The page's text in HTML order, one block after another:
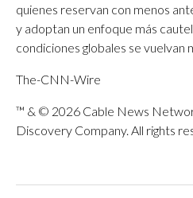
quienes reservan con menos
y adoptan un enfoque más
condiciones globales se vuelvan
The-CNN-Wire
™ & © 2026 Cable News
Discovery Company. All rights